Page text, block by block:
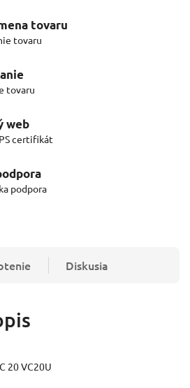
tovaru
tovaru
tovaru
web
certifikát
podpora
Diskusia
20 VC20U